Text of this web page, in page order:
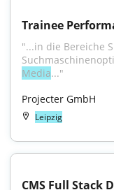
Trainee
"...in die Bereiche
Media..."
Projecter GmbH
Leipzig
CMS Full Stack